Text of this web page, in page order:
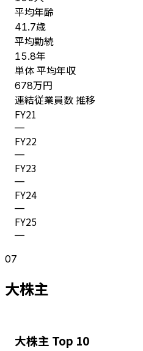
平均年齢
41.7歳
平均勤続
15.8年
単体 平均年収
678万円
連結従業員数 推移
FY21
—
FY22
—
FY23
—
FY24
—
FY25
—
07
大株主
大株主 Top 10